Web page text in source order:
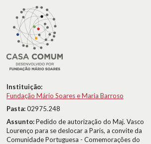
Instituição:
Fundação Mário Soares e Maria Barroso
Pasta:02975.248
Assunto:Pedido de autorização do Maj. Vasco
Lourenço para se deslocar a Paris, a convite da
Comunidade Portuguesa - Comemorações do